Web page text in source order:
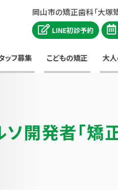
岡山市の矯正歯科「大塚
LINE初診予約
ッフ募集 こどもの矯正 大
ソ開発者「矯